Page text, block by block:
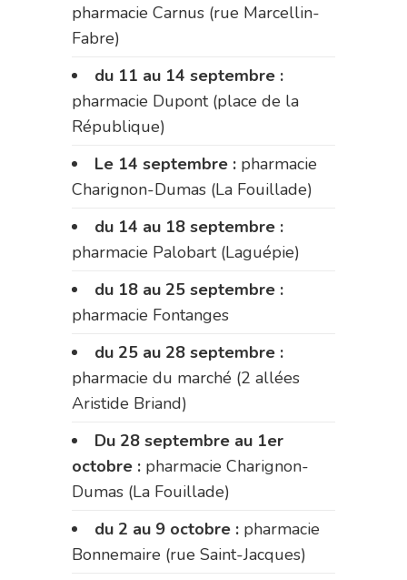
pharmacie Carnus (rue Marcellin-
Fabre)
du 11 au 14 septembre :
pharmacie Dupont (place de la
République)
Le 14 septembre : pharmacie
Charignon-Dumas (La Fouillade)
du 14 au 18 septembre :
pharmacie Palobart (Laguépie)
du 18 au 25 septembre :
pharmacie Fontanges
du 25 au 28 septembre :
pharmacie du marché (2 allées
Aristide Briand)
Du 28 septembre au 1er
octobre : pharmacie Charignon-
Dumas (La Fouillade)
du 2 au 9 octobre : pharmacie
Bonnemaire (rue Saint-Jacques)